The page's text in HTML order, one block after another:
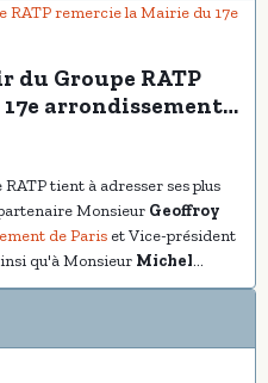
du Groupe RATP
arrondissement
tient à adresser ses plus
Monsieur Geoffroy
de Paris et Vice-président
qu'à Monsieur Michel
mémorielle et à la